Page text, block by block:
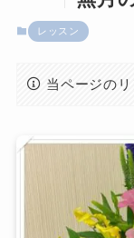
レッスン
当ページの